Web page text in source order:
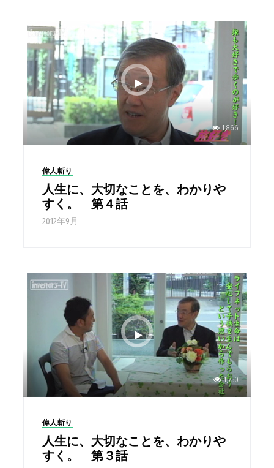
1,866
偉人斬り
人生に、大切なことを、わかりや
すく。 第４話
2012年9月
1,750
偉人斬り
人生に、大切なことを、わかりや
すく。 第３話